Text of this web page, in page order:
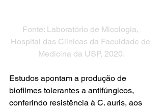
Fonte: Laboratório de Micologia,
Hospital das Clínicas da Faculdade de
Medicina da USP, 2020.
Estudos apontam a produção de
biofilmes tolerantes a antifúngicos,
conferindo resistência à C. auris, aos